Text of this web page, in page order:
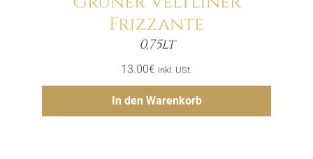
Frizzante
0,75lt
13.00€ inkl. USt.
In den Warenkorb
Menge
Hinzufügen